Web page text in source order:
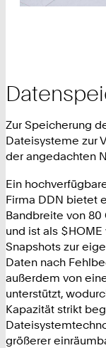
Zur Speicherung
Dateisysteme zur
der angedachten
Ein
Firma DDN bietet
Bandbreite von
und ist als
Snapshots zur
Daten nach
außerdem von
unterstützt,
Kapazität strikt
größerer